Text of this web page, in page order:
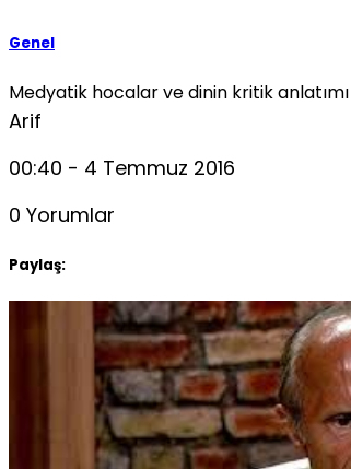
Genel
Medyatik hocalar ve dinin kritik anlatımı
Arif
00:40 - 4 Temmuz 2016
0 Yorumlar
Paylaş: